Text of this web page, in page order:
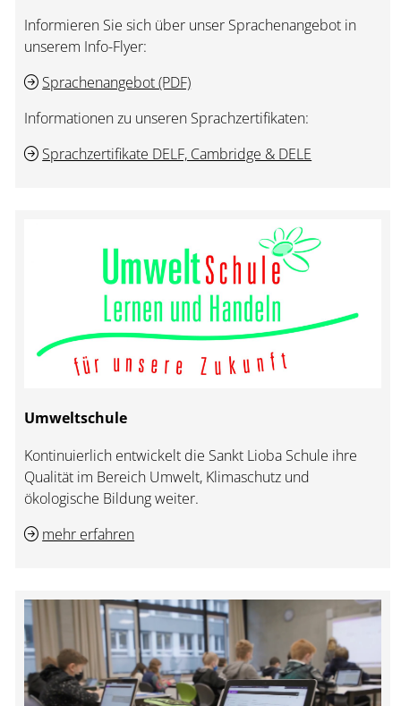
Informieren Sie sich über unser Sprachenangebot in
unserem Info-Flyer:
Sprachenangebot (PDF)
Informationen zu unseren Sprachzertifikaten:
Sprachzertifikate DELF, Cambridge & DELE
Umweltschule
Kontinuierlich entwickelt die Sankt Lioba Schule ihre
Qualität im Bereich Umwelt, Klimaschutz und
ökologische Bildung weiter.
mehr erfahren